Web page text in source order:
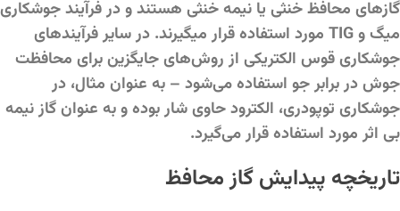
گازهای محافظ خنثی یا نیمه خنثی هستند و در فرآیند جوشکاری
میگ و TIG مورد استفاده قرار میگیرند. در سایر فرآیندهای
جوشکاری قوس الکتریکی از روش‌های جایگزین برای محافظت
جوش در برابر جو استفاده می‌شود – به عنوان مثال، در
جوشکاری توپودری، الکترود حاوی شار بوده و به عنوان گاز نیمه
بی اثر مورد استفاده قرار می‌گیرد.
تاریخچه پیدایش گاز محافظ